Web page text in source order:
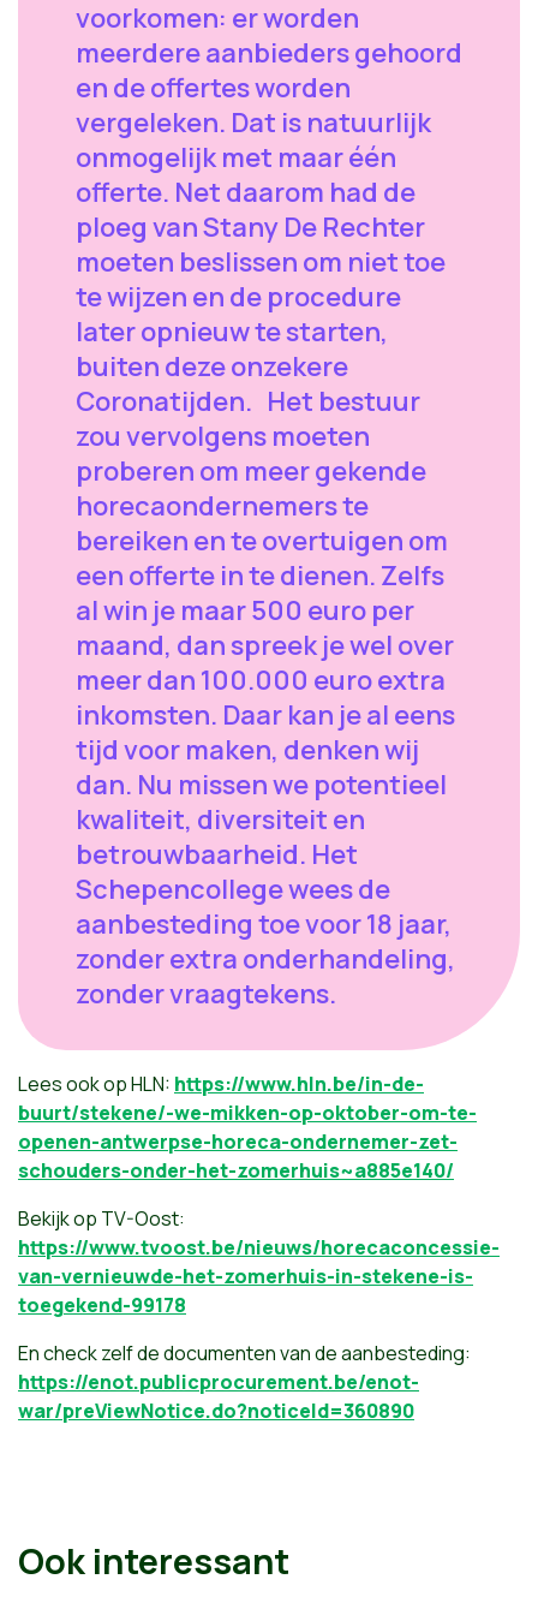
voorkomen: er worden
meerdere aanbieders gehoord
en de offertes worden
vergeleken. Dat is natuurlijk
onmogelijk met maar één
offerte. Net daarom had de
ploeg van Stany De Rechter
moeten beslissen om niet toe
te wijzen en de procedure
later opnieuw te starten,
buiten deze onzekere
Coronatijden. Het bestuur
zou vervolgens moeten
proberen om meer gekende
horecaondernemers te
bereiken en te overtuigen om
een offerte in te dienen. Zelfs
al win je maar 500 euro per
maand, dan spreek je wel over
meer dan 100.000 euro extra
inkomsten. Daar kan je al eens
tijd voor maken, denken wij
dan. Nu missen we potentieel
kwaliteit, diversiteit en
betrouwbaarheid. Het
Schepencollege wees de
aanbesteding toe voor 18 jaar,
zonder extra onderhandeling,
zonder vraagtekens.
Lees ook op HLN: https://www.hln.be/in-de-
buurt/stekene/-we-mikken-op-oktober-om-te-
openen-antwerpse-horeca-ondernemer-zet-
schouders-onder-het-zomerhuis~a885e140/
Bekijk op TV-Oost:
https://www.tvoost.be/nieuws/horecaconcessie-
van-vernieuwde-het-zomerhuis-in-stekene-is-
toegekend-99178
En check zelf de documenten van de aanbesteding:
https://enot.publicprocurement.be/enot-
war/preViewNotice.do?noticeId=360890
Ook interessant